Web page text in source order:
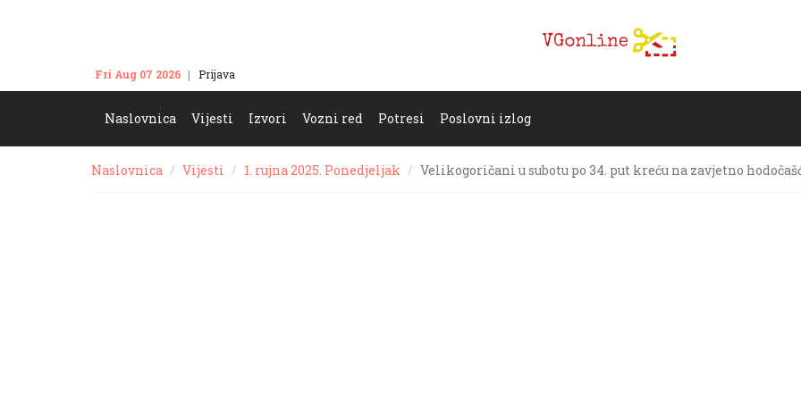
Fri Aug 07 2026 Prijava
Naslovnica Vijesti Izvori Vozni red Potresi Poslovni izlog
Naslovnica Vijesti 1. rujna 2025. Ponedjeljak Velikogoričani u subotu po 34. put kreću na zavjetno